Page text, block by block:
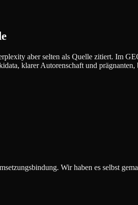
aber selten als Quelle zitiert. Im
klarer Autorenschaft und prägnanten,
Wir haben es selbst